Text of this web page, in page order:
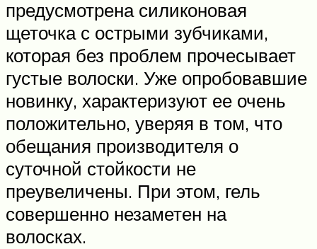
предусмотрена силиконовая
щеточка с острыми зубчиками,
которая без проблем прочесывает
густые волоски. Уже опробовавшие
новинку, характеризуют ее очень
положительно, уверяя в том, что
обещания производителя о
суточной стойкости не
преувеличены. При этом, гель
совершенно незаметен на
волосках.